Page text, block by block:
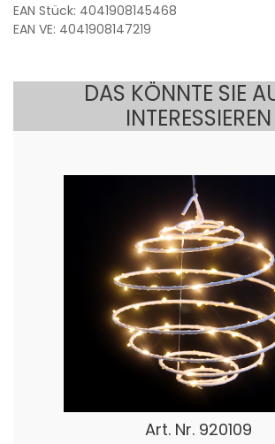
EAN Stück: 4041908145468
EAN VE: 4041908147219
DAS KÖNNTE SIE
INTERESSIEREN
Art. Nr. 920109